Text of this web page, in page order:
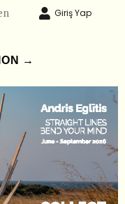
Giriş Yap
→